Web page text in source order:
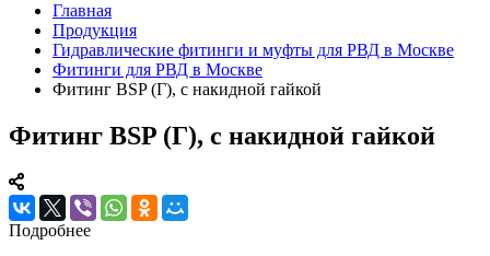
Главная
Продукция
Гидравлические фитинги и муфты для РВД в Москве
Фитинги для РВД в Москве
Фитинг BSP (Г), с накидной гайкой
Фитинг BSP (Г), с накидной гайкой
Подробнее